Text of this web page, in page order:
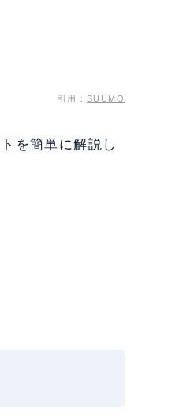
引用： SUUMO
を簡単に解説し